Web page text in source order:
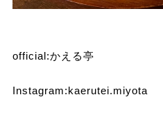
official:かえる亭
Instagram:kaerutei.miyota